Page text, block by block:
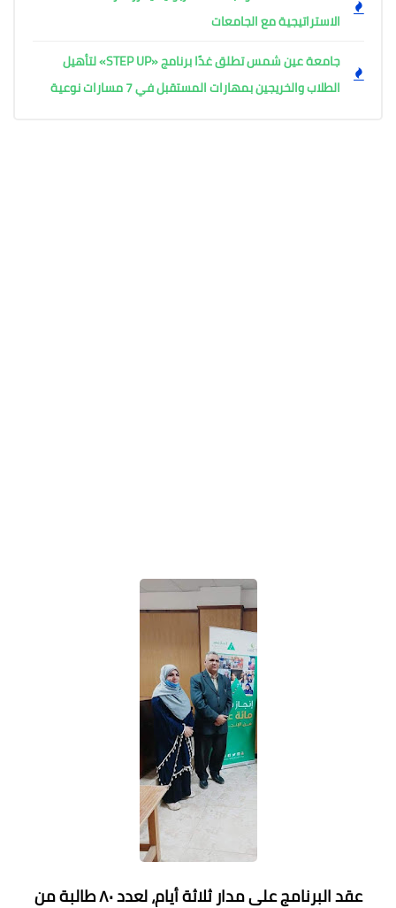
الاستراتيجية مع الجامعات
جامعة عين شمس تطلق غدًا برنامج «STEP UP» لتأهيل
الطلاب والخريجين بمهارات المستقبل في 7 مسارات نوعية
عقد البرنامج على مدار ثلاثة أيام، لعدد ٨٠ طالبة من